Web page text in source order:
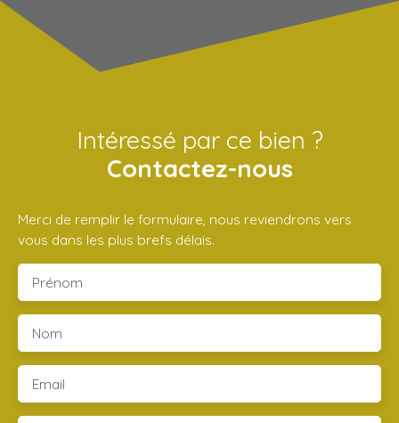
Intéressé par ce bien ?
Contactez-nous
Merci de remplir le formulaire, nous reviendrons vers
vous dans les plus brefs délais.
Prénom
Nom
Email